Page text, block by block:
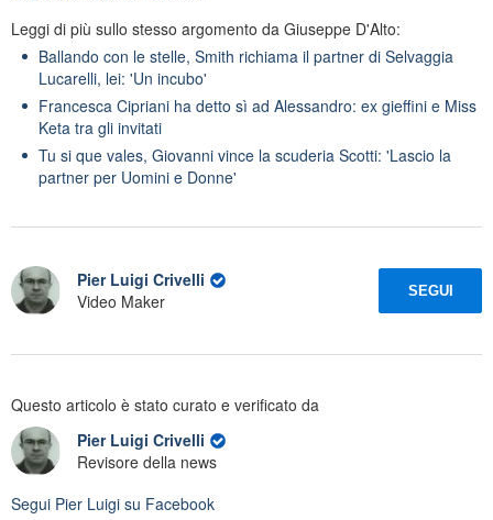
Leggi di più sullo stesso argomento da Giuseppe D'Alto:
Ballando con le stelle, Smith richiama il partner di Selvaggia
Lucarelli, lei: 'Un incubo'
Francesca Cipriani ha detto sì ad Alessandro: ex gieffini e Miss
Keta tra gli invitati
Tu si que vales, Giovanni vince la scuderia Scotti: 'Lascio la
partner per Uomini e Donne'
Pier Luigi Crivelli
Video Maker
SEGUI
Questo articolo è stato curato e verificato da
Pier Luigi Crivelli
Revisore della news
Segui Pier Luigi su Facebook